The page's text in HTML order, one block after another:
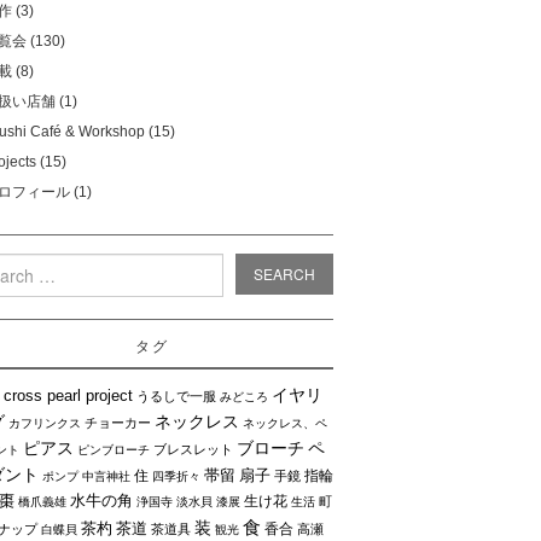
(3)
会 (130)
(8)
い店舗 (1)
Café & Workshop (15)
(15)
フィール (1)
タグ
cross pearl project うるしで一服 みどころ イヤリ
カフリンクス チョーカー ネックレス ネックレス、ペ
ト
ピアス ピンブローチ ブレスレット ブローチ ペ
ント
ポンプ 中言神社 住 四季折々 帯留 扇子 手鏡 指輪
棗 橋爪義雄 水牛の角 浄国寺 淡水貝 漆展 生け花 生活 町
ップ 白蝶貝 茶杓 茶道 茶道具 装 観光 食 香合 高瀬